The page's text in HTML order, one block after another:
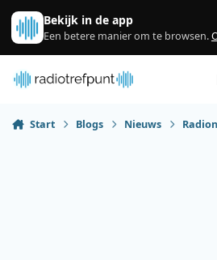
Spring naar bijdragen
Bekijk in de app
Een betere manier om te browsen.
Start Blogs Nieuws